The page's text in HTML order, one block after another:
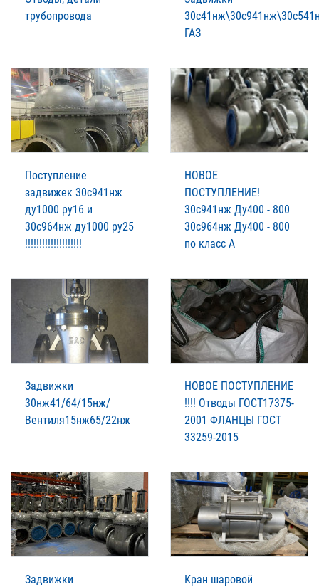
трубопровода
ГАЗ
Поступление
задвижек 30с941нж
ду1000 ру16 и
30с964нж ду1000 ру25
!!!!!!!!!!!!!!!!!!!!
НОВОЕ
ПОСТУПЛЕНИЕ!
30с941нж Ду400 - 800
30с964нж Ду400 - 800
по класс А
Задвижки
30нж41/64/15нж/
Вентиля15нж65/22нж
НОВОЕ ПОСТУПЛЕНИЕ
!!!! Отводы ГОСТ17375-
2001 ФЛАНЦЫ ГОСТ
33259-2015
Задвижки
Кран шаровой